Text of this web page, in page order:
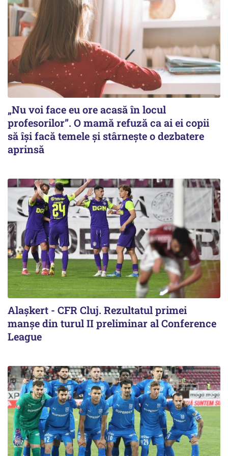
„Nu voi face eu ore acasă în locul
profesorilor”. O mamă refuză ca ai ei copii
să își facă temele și stârnește o dezbatere
aprinsă
Alaşkert - CFR Cluj. Rezultatul primei
manșe din turul II preliminar al Conference
League